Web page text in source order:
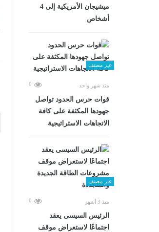
ميشيجان الأمريكية إلى 4
أشخاص
غير مصنف
منذ شهر واحد 0
قوات حرس الحدود تواصل
جهودها المكثفة على كافة
الاتجاهات الاستراتيجية
غير مصنف
منذ 3 أشهر 0
الرئيس السيسى يعقد
اجتماعًا لاستعراض موقف